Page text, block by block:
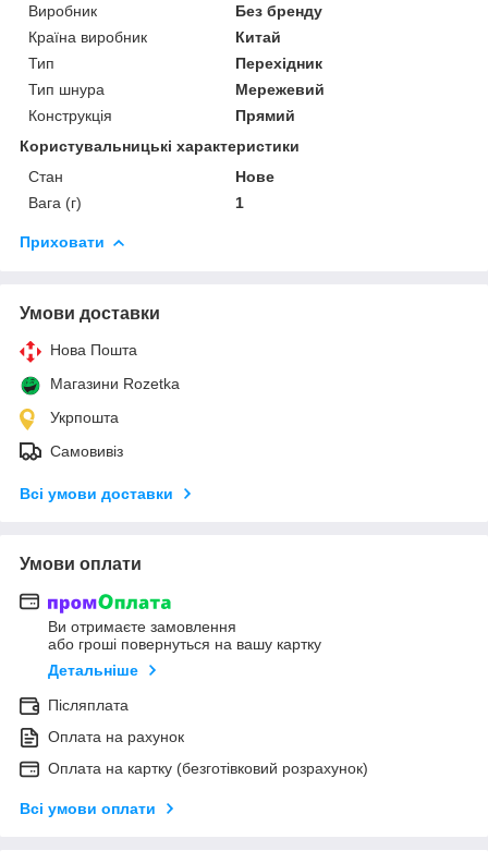
Виробник
Без бренду
Країна виробник
Китай
Тип
Перехідник
Тип шнура
Мережевий
Конструкція
Прямий
Користувальницькі характеристики
Стан
Нове
Вага (г)
1
Приховати
Умови доставки
Нова Пошта
Магазини Rozetka
Укрпошта
Самовивіз
Всі умови доставки
Умови оплати
Ви отримаєте замовлення
або гроші повернуться на вашу картку
Детальніше
Післяплата
Оплата на рахунок
Оплата на картку (безготівковий розрахунок)
Всі умови оплати